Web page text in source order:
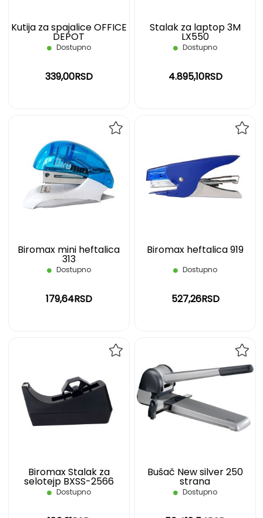
Kutija za spajalice OFFICE
DEPOT
Dostupno
339,00RSD
Stalak za laptop 3M
LX550
Dostupno
4.895,10RSD
Biromax mini heftalica
313
Dostupno
179,64RSD
Biromax heftalica 919
Dostupno
527,26RSD
Biromax Stalak za
selotejp BXSS-2566
Dostupno
Bušač New silver 250
strana
Dostupno